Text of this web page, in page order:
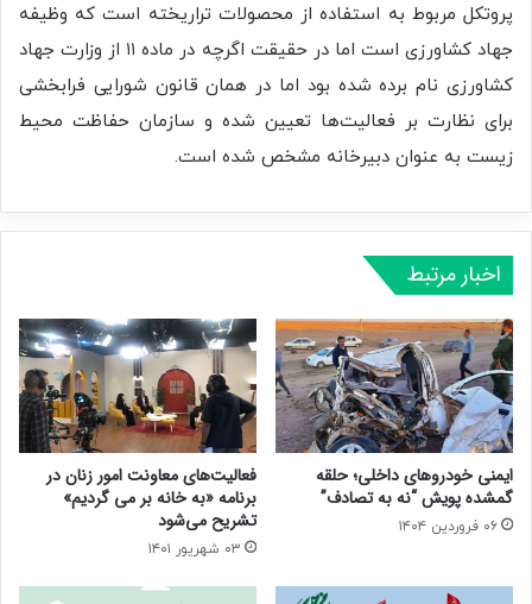
پروتکل مربوط به استفاده از محصولات تراریخته است که وظیفه
جهاد کشاورزی است اما در حقیقت اگرچه در ماده ۱۱ از وزارت جهاد
کشاورزی نام برده شده بود اما در همان قانون شورایی فرابخشی
برای نظارت بر فعالیت‌ها تعیین شده و سازمان حفاظت محیط
زیست به عنوان دبیرخانه مشخص شده است.
اخبار مرتبط
ایمنی خودروهای داخلی؛ حلقه
گمشده پویش “نه به تصادف”
۰۶ فروردین ۱۴۰۴
فعالیت‌های معاونت امور زنان در
برنامه «به خانه بر می گردیم»
تشریح می‌شود
۰۳ شهریور ۱۴۰۱